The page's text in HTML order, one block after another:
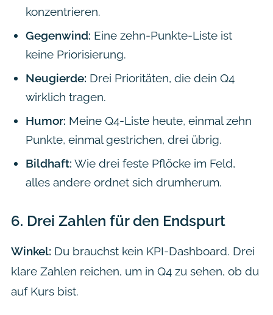
konzentrieren.
Gegenwind: Eine zehn-Punkte-Liste ist
keine Priorisierung.
Neugierde: Drei Prioritäten, die dein Q4
wirklich tragen.
Humor: Meine Q4-Liste heute, einmal zehn
Punkte, einmal gestrichen, drei übrig.
Bildhaft: Wie drei feste Pflöcke im Feld,
alles andere ordnet sich drumherum.
6. Drei Zahlen für den Endspurt
Winkel: Du brauchst kein KPI-Dashboard. Drei
klare Zahlen reichen, um in Q4 zu sehen, ob du
auf Kurs bist.